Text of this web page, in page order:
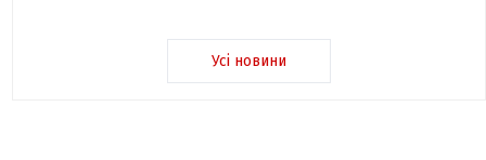
Усі новини